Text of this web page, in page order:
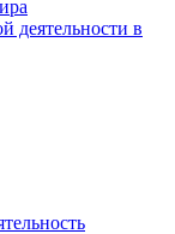
деятельности в